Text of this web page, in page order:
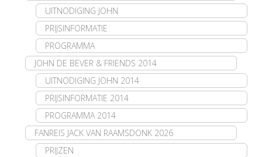
UITNODIGING JOHN
PRIJSINFORMATIE
PROGRAMMA
JOHN DE BEVER & FRIENDS 2014
UITNODIGING JOHN 2014
PRIJSINFORMATIE 2014
PROGRAMMA 2014
FANREIS JACK VAN RAAMSDONK 2026
PRIJZEN